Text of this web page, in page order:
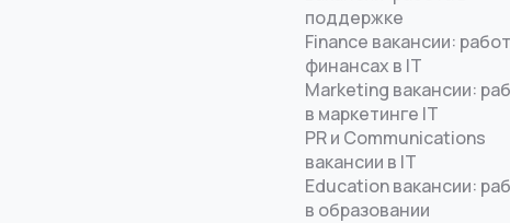
поддержке
Finance вакансии:
финансах в IT
Marketing вакансии:
в маркетинге IT
PR и Communications
вакансии в IT
Education вакансии:
в образовании